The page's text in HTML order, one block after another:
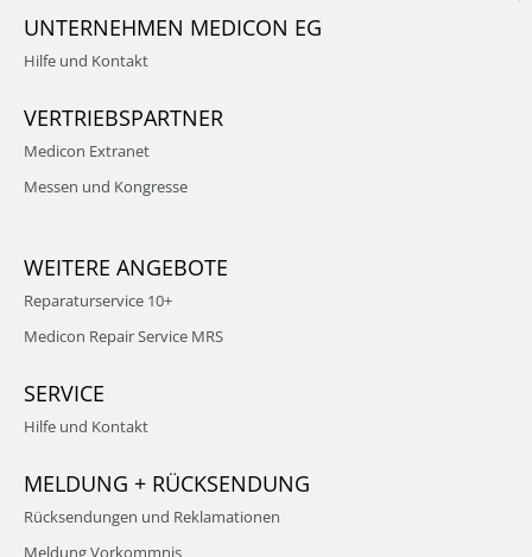
UNTERNEHMEN MEDICON EG
Hilfe und Kontakt
VERTRIEBSPARTNER
Medicon Extranet
Messen und Kongresse
WEITERE ANGEBOTE
Reparaturservice 10+
Medicon Repair Service MRS
SERVICE
Hilfe und Kontakt
MELDUNG + RÜCKSENDUNG
Rücksendungen und Reklamationen
Meldung Vorkommnis